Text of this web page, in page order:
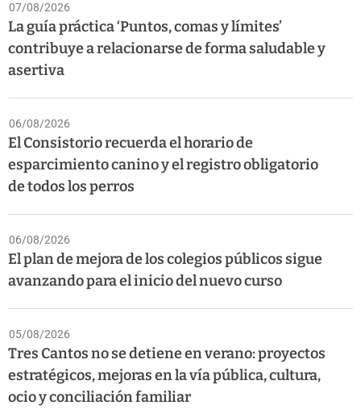
07/08/2026
La guía práctica ‘Puntos, comas y límites’
contribuye a relacionarse de forma saludable y
asertiva
06/08/2026
El Consistorio recuerda el horario de
esparcimiento canino y el registro obligatorio
de todos los perros
06/08/2026
El plan de mejora de los colegios públicos sigue
avanzando para el inicio del nuevo curso
05/08/2026
Tres Cantos no se detiene en verano: proyectos
estratégicos, mejoras en la vía pública, cultura,
ocio y conciliación familiar